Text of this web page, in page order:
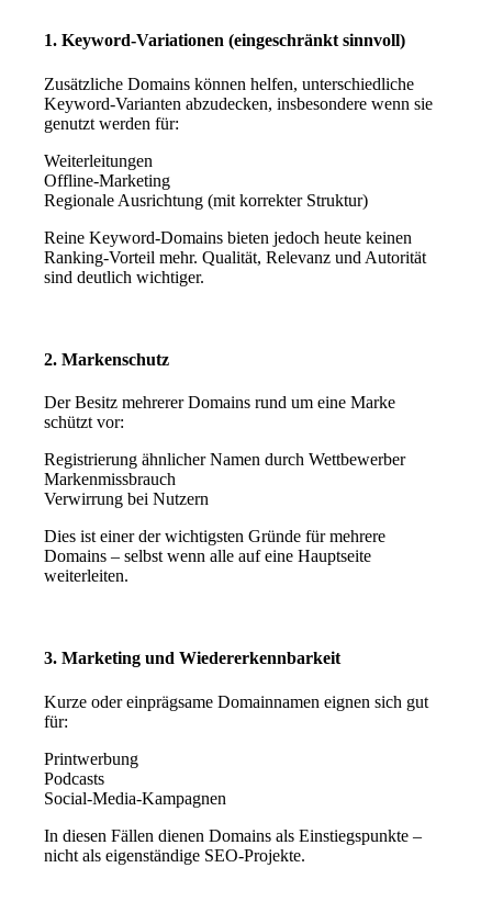
1. Keyword-Variationen (eingeschränkt sinnvoll)
Zusätzliche Domains können helfen, unterschiedliche
Keyword-Varianten abzudecken, insbesondere wenn sie
genutzt werden für:
Weiterleitungen
Offline-Marketing
Regionale Ausrichtung (mit korrekter Struktur)
Reine Keyword-Domains bieten jedoch heute keinen
Ranking-Vorteil mehr. Qualität, Relevanz und Autorität
sind deutlich wichtiger.
2. Markenschutz
Der Besitz mehrerer Domains rund um eine Marke
schützt vor:
Registrierung ähnlicher Namen durch Wettbewerber
Markenmissbrauch
Verwirrung bei Nutzern
Dies ist einer der wichtigsten Gründe für mehrere
Domains – selbst wenn alle auf eine Hauptseite
weiterleiten.
3. Marketing und Wiedererkennbarkeit
Kurze oder einprägsame Domainnamen eignen sich gut
für:
Printwerbung
Podcasts
Social-Media-Kampagnen
In diesen Fällen dienen Domains als Einstiegspunkte –
nicht als eigenständige SEO-Projekte.